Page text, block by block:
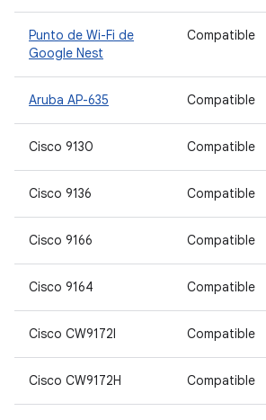
Punto de Wi-Fi de
Google Nest
Compatible
Aruba AP-635 Compatible
Cisco 9130 Compatible
Cisco 9136 Compatible
Cisco 9166 Compatible
Cisco 9164 Compatible
Cisco CW9172I Compatible
Cisco CW9172H Compatible